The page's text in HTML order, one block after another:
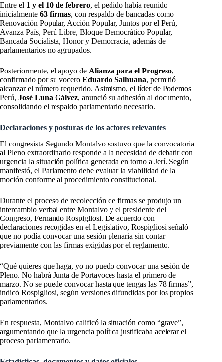
Entre el 1 y el 10 de febrero, el pedido había reunido
inicialmente 63 firmas, con respaldo de bancadas como
Renovación Popular, Acción Popular, Juntos por el Perú,
Avanza País, Perú Libre, Bloque Democrático Popular,
Bancada Socialista, Honor y Democracia, además de
parlamentarios no agrupados.
Posteriormente, el apoyo de Alianza para el Progreso,
confirmado por su vocero Eduardo Salhuana, permitió
alcanzar el número requerido. Asimismo, el líder de Podemos
Perú, José Luna Gálvez, anunció su adhesión al documento,
consolidando el respaldo parlamentario necesario.
Declaraciones y posturas de los actores relevantes
El congresista Segundo Montalvo sostuvo que la convocatoria
al Pleno extraordinario responde a la necesidad de debatir con
urgencia la situación política generada en torno a Jerí. Según
manifestó, el Parlamento debe evaluar la viabilidad de la
moción conforme al procedimiento constitucional.
Durante el proceso de recolección de firmas se produjo un
intercambio verbal entre Montalvo y el presidente del
Congreso, Fernando Rospigliosi. De acuerdo con
declaraciones recogidas en el Legislativo, Rospigliosi señaló
que no podía convocar una sesión plenaria sin contar
previamente con las firmas exigidas por el reglamento.
“Qué quieres que haga, yo no puedo convocar una sesión de
Pleno. No habrá Junta de Portavoces hasta el primero de
marzo. No se puede convocar hasta que tengas las 78 firmas”,
indicó Rospigliosi, según versiones difundidas por los propios
parlamentarios.
En respuesta, Montalvo calificó la situación como “grave”,
argumentando que la urgencia política justificaba acelerar el
proceso parlamentario.